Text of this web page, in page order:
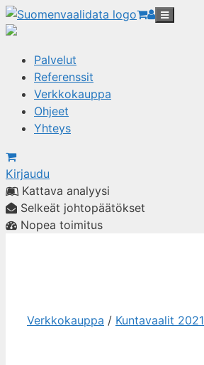
Palvelut
Referenssit
Verkkokauppa
Ohjeet
Yhteys
Kirjaudu
Kattava analyysi
Selkeät johtopäätökset
Nopea toimitus
Verkkokauppa / Kuntavaalit 2021